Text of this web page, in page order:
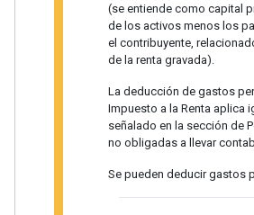
(se entiende como capital
de los activos menos los
el contribuyente,
de la renta gravada).
La deducción de gastos
Impuesto a la Renta aplica
señalado en la sección de
no obligadas a llevar
Se pueden deducir gastos